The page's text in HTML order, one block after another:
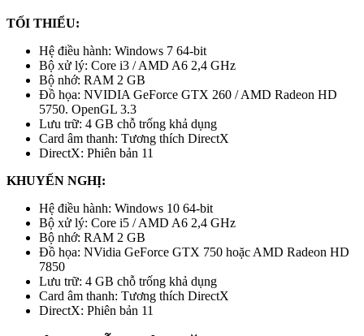
TỐI THIỂU:
Hệ điều hành: Windows 7 64-bit
Bộ xử lý: Core i3 / AMD A6 2,4 GHz
Bộ nhớ: RAM 2 GB
Đồ họa: NVIDIA GeForce GTX 260 / AMD Radeon HD
5750. OpenGL 3.3
Lưu trữ: 4 GB chỗ trống khả dụng
Card âm thanh: Tương thích DirectX
DirectX: Phiên bản 11
KHUYẾN NGHỊ:
Hệ điều hành: Windows 10 64-bit
Bộ xử lý: Core i5 / AMD A6 2,4 GHz
Bộ nhớ: RAM 2 GB
Đồ họa: NVidia GeForce GTX 750 hoặc AMD Radeon HD
7850
Lưu trữ: 4 GB chỗ trống khả dụng
Card âm thanh: Tương thích DirectX
DirectX: Phiên bản 11